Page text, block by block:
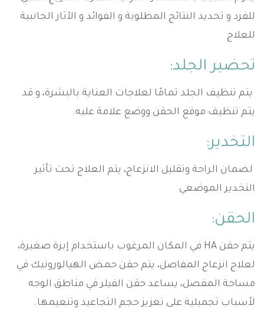
للفرد و تحديد النتائج المطلوبة و الفوائد و الآثار الجانبية
للعلاج
تحضير الجلد:
يتم تنظيف الجلد تمامًا لعلاجات العناية بالبشرة، و قد
يتم تنظيف موقع الحقن ووضع علامة عليه.
التخدير:
لضمان الراحة وتقليل الانزعاج، يتم العلاج تحت تأثير
التخدير الموضعي
الحقن:
يتم حقن HA في المكان المرغوب باستخدام إبرة صغيرة،
لعلاج انزعاج المفاصل، يتم حقن حمض الهيالورونيك في
مساحة المفصل، يساعد حقن الفيلر في مناطق الوجه
لأسباب تجميلية على تعزيز حجم التجاعيد وتنعيمها.